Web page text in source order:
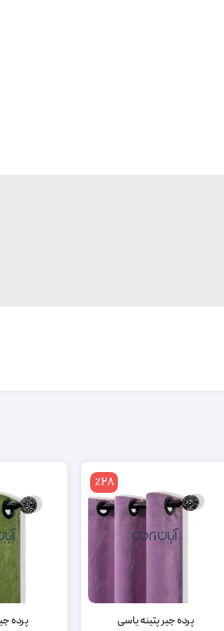
٪28
پرده جیر پتینه یاسی پرده